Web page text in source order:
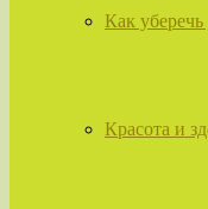
Как уберечь
Красота и